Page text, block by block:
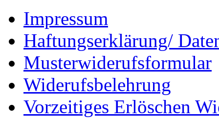
Impressum
Haftungserklärung/
Musterwiderufsformular
Widerufsbelehrung
Vorzeitiges Erlöschen